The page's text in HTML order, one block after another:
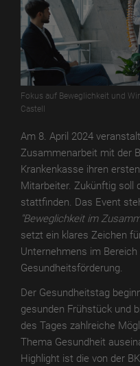
TroWOOD
TroWOOD
WET
TroWOOD
THERMO
TroLEATHER
WET
TroLEATHER
THERMO
TroPROTECT-
X
MATT
TroPROTECT-
MATT
WET
Fokus auf Beweglichkeit und
Castell
Am 8. April 2024
Zusammenarbeit mit der
Krankenkasse ihren
Mitarbeiter. Zukünftig soll
stattfinden. Das Event
"Beweglichkeit im
setzt ein klares Zeichen
Unternehmens im
Gesundheitsförderung.
Der Gesundheitstag
gesunden Frühstück und
des Tages zahlreiche
Thema Gesundheit
Highlight ist die von der